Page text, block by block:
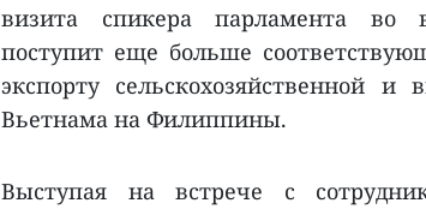
визита спикера парламента во
поступит еще больше
экспорту сельскохозяйственной и
Вьетнама на Филиппины.
Выступая на встрече с